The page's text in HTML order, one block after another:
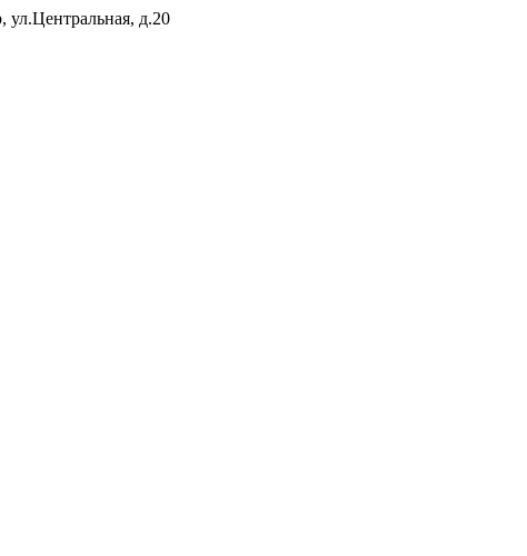
ул.Центральная, д.20